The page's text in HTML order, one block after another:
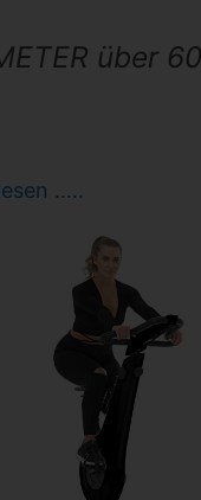
über
…..